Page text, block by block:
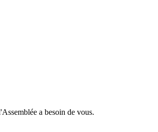
a besoin de vous.